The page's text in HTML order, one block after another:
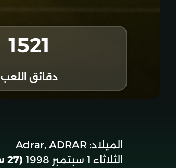
1521
دقائق اللعب
الميلاد: Adrar, ADRAR
الثلاثاء 1 سبتمبر 1998
(27 سنة)